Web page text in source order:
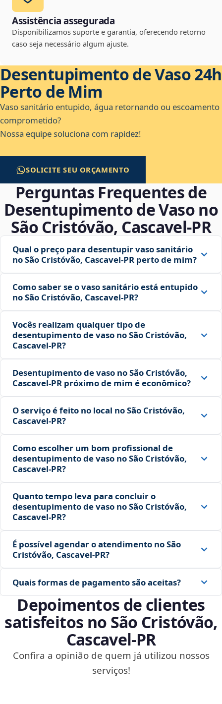
Assistência assegurada
Disponibilizamos suporte e garantia, oferecendo retorno
caso seja necessário algum ajuste.
Desentupimento de Vaso 24h
Perto de Mim
Vaso sanitário entupido, água retornando ou escoamento
comprometido?
Nossa equipe soluciona com rapidez!
SOLICITE SEU ORÇAMENTO
Perguntas Frequentes de
Desentupimento de Vaso no
São Cristóvão, Cascavel‑PR
Qual o preço para desentupir vaso sanitário
no São Cristóvão, Cascavel‑PR perto de mim?
Como saber se o vaso sanitário está entupido
no São Cristóvão, Cascavel‑PR?
Vocês realizam qualquer tipo de
desentupimento de vaso no São Cristóvão,
Cascavel‑PR?
Desentupimento de vaso no São Cristóvão,
Cascavel‑PR próximo de mim é econômico?
O serviço é feito no local no São Cristóvão,
Cascavel‑PR?
Como escolher um bom profissional de
desentupimento de vaso no São Cristóvão,
Cascavel‑PR?
Quanto tempo leva para concluir o
desentupimento de vaso no São Cristóvão,
Cascavel‑PR?
É possível agendar o atendimento no São
Cristóvão, Cascavel‑PR?
Quais formas de pagamento são aceitas?
Depoimentos de clientes
satisfeitos no São Cristóvão,
Cascavel‑PR
Confira a opinião de quem já utilizou nossos
serviços!